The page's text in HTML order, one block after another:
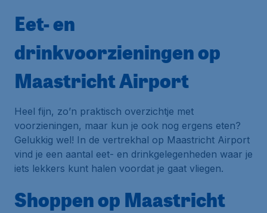
Eet- en
drinkvoorzieningen op
Maastricht Airport
Heel fijn, zo’n praktisch overzichtje met
voorzieningen, maar kun je ook nog ergens eten?
Gelukkig wel! In de vertrekhal op Maastricht Airport
vind je een aantal eet- en drinkgelegenheden waar je
iets lekkers kunt halen voordat je gaat vliegen.
Shoppen op Maastricht